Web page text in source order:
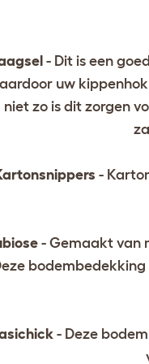
- Dit is een
uw
niet zo is dit zorgen
-
- Gemaakt van
- Deze